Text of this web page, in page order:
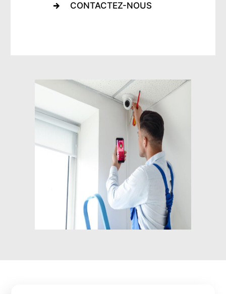
CONTACTEZ-NOUS